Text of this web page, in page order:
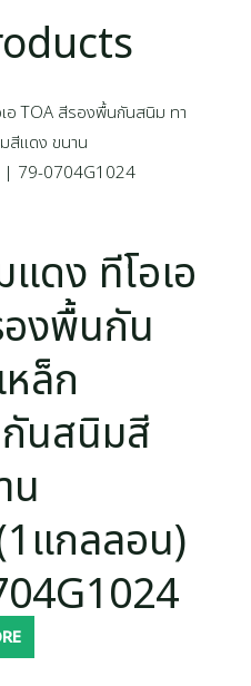
ดง ทีโอเอ
งพื้นกัน
ล็ก
นสนิมสี
น
แกลลอน)